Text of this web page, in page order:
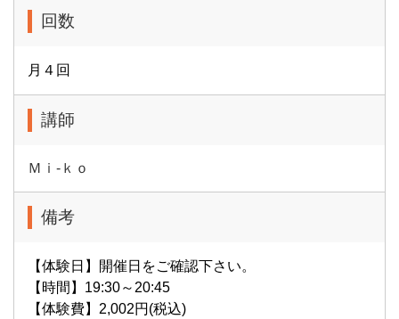
回数
月４回
講師
Ｍｉ-ｋｏ
備考
【体験日】開催日をご確認下さい。
【時間】19:30～20:45
【体験費】2,002円(税込)